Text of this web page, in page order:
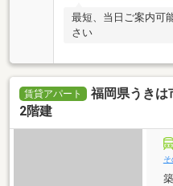
最短、当日ご案内可
さい
賃貸アパート
福岡県うきは
2階建